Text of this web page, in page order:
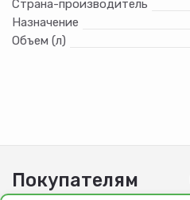
Страна-производитель
Назначение
Объем (л)
Покупателям